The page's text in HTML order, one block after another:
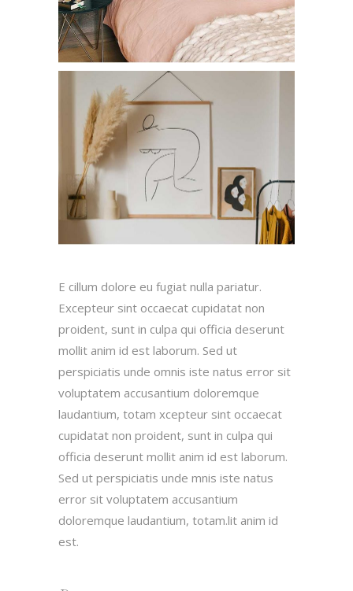
E cillum dolore eu fugiat nulla pariatur.
Excepteur sint occaecat cupidatat non
proident, sunt in culpa qui officia deserunt
mollit anim id est laborum. Sed ut
perspiciatis unde omnis iste natus error sit
voluptatem accusantium doloremque
laudantium, totam xcepteur sint occaecat
cupidatat non proident, sunt in culpa qui
officia deserunt mollit anim id est laborum.
Sed ut perspiciatis unde mnis iste natus
error sit voluptatem accusantium
doloremque laudantium, totam.lit anim id
est.